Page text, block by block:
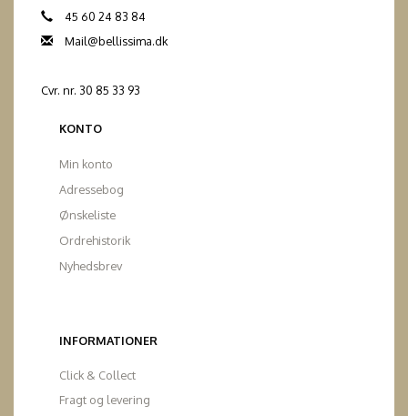
45 60 24 83 84
Mail@bellissima.dk
Cvr. nr. 30 85 33 93
KONTO
Min konto
Adressebog
Ønskeliste
Ordrehistorik
Nyhedsbrev
INFORMATIONER
Click & Collect
Fragt og levering